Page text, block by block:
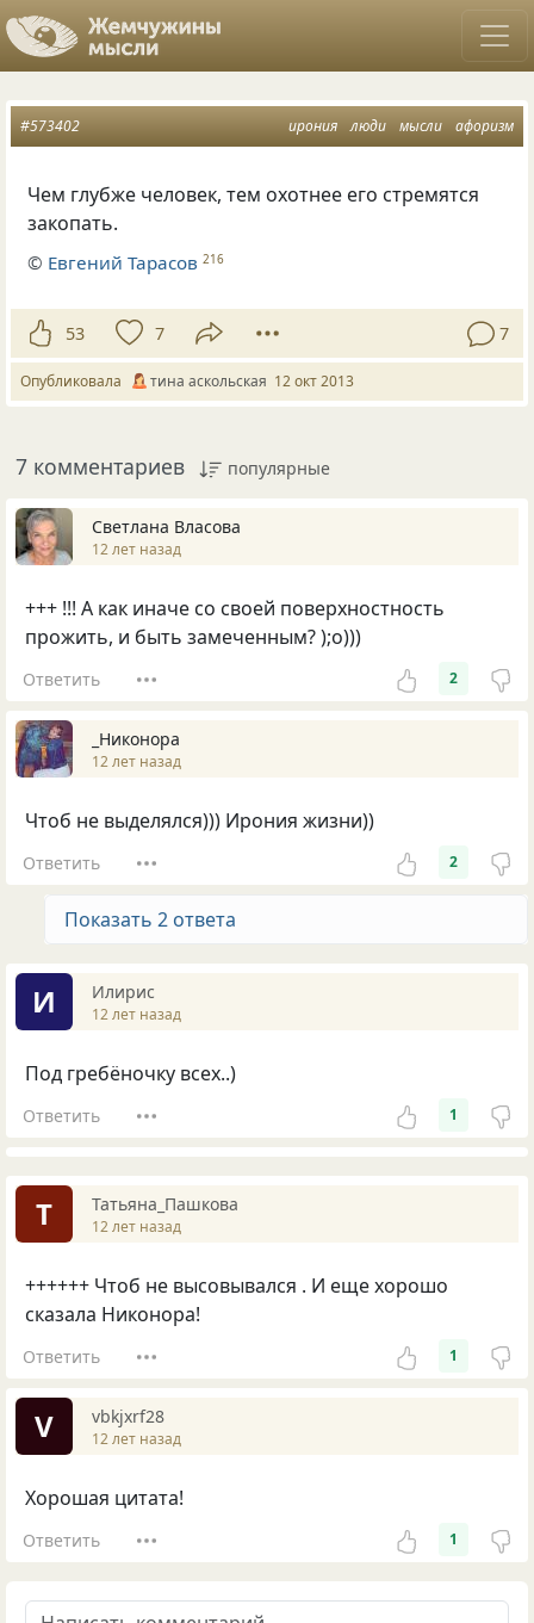
ирония люди мысли афоризм
#573402
Чем глубже человек, тем охотнее его стремятся
закопать.
© Евгений Тарасов 216
53 7 7
Опубликовала тина аскольская 12 окт 2013
7 комментариев популярные
Светлана Власова
12 лет назад
+++ !!! А как иначе со своей поверхностность
прожить, и быть замеченным? );о)))
Ответить 2
_Никонора
12 лет назад
Чтоб не выделялся))) Ирония жизни))
Ответить 2
Показать 2 ответа
И Илирис
12 лет назад
Под гребёночку всех..)
Ответить 1
Т Татьяна_Пашкова
12 лет назад
++++++ Чтоб не высовывался . И еще хорошо
сказала Никонора!
Ответить 1
V vbkjxrf28
12 лет назад
Хорошая цитата!
Ответить 1